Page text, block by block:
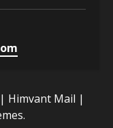
Himvant Mail |